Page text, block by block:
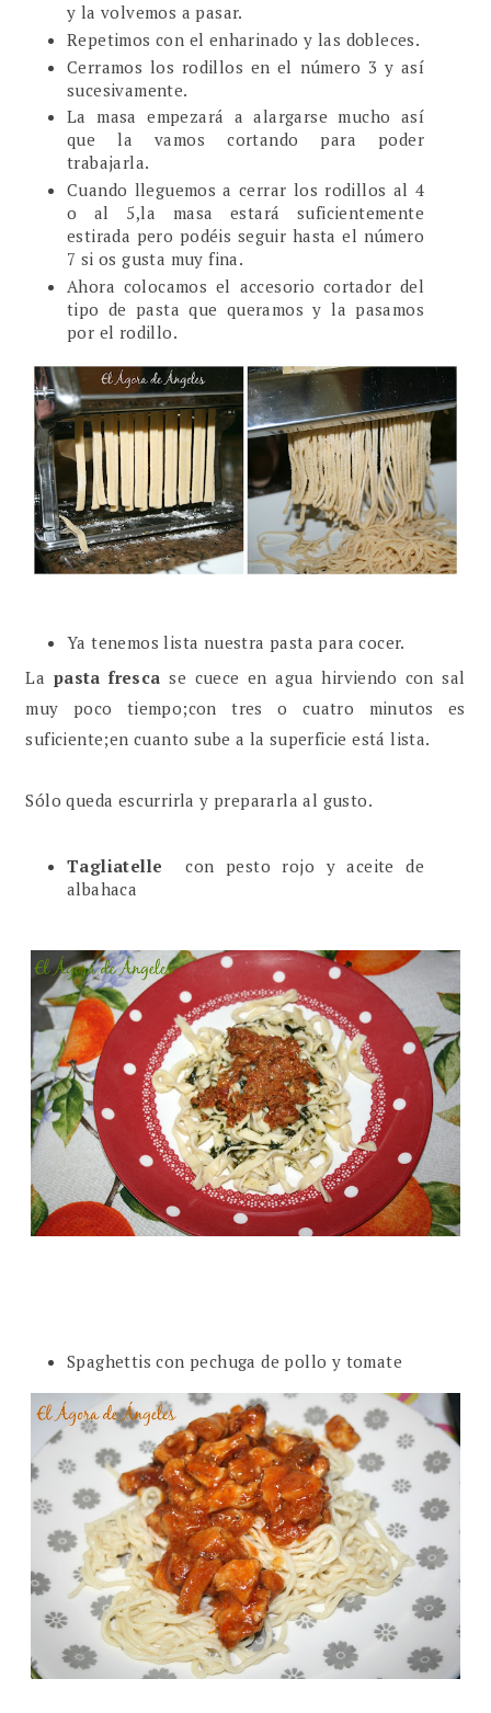
y la volvemos a pasar.
Repetimos con el enharinado y las dobleces.
Cerramos los rodillos en el número 3 y así
sucesivamente.
La masa empezará a alargarse mucho así
que la vamos cortando para poder
trabajarla.
Cuando lleguemos a cerrar los rodillos al 4
o al 5,la masa estará suficientemente
estirada pero podéis seguir hasta el número
7 si os gusta muy fina.
Ahora colocamos el accesorio cortador del
tipo de pasta que queramos y la pasamos
por el rodillo.
Ya tenemos lista nuestra pasta para cocer.
La pasta fresca se cuece en agua hirviendo con sal
muy poco tiempo;con tres o cuatro minutos es
suficiente;en cuanto sube a la superficie está lista.
Sólo queda escurrirla y prepararla al gusto.
Tagliatelle con pesto rojo y aceite de
albahaca
Spaghettis con pechuga de pollo y tomate